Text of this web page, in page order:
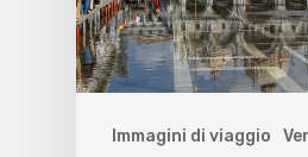
Immagini di viaggio